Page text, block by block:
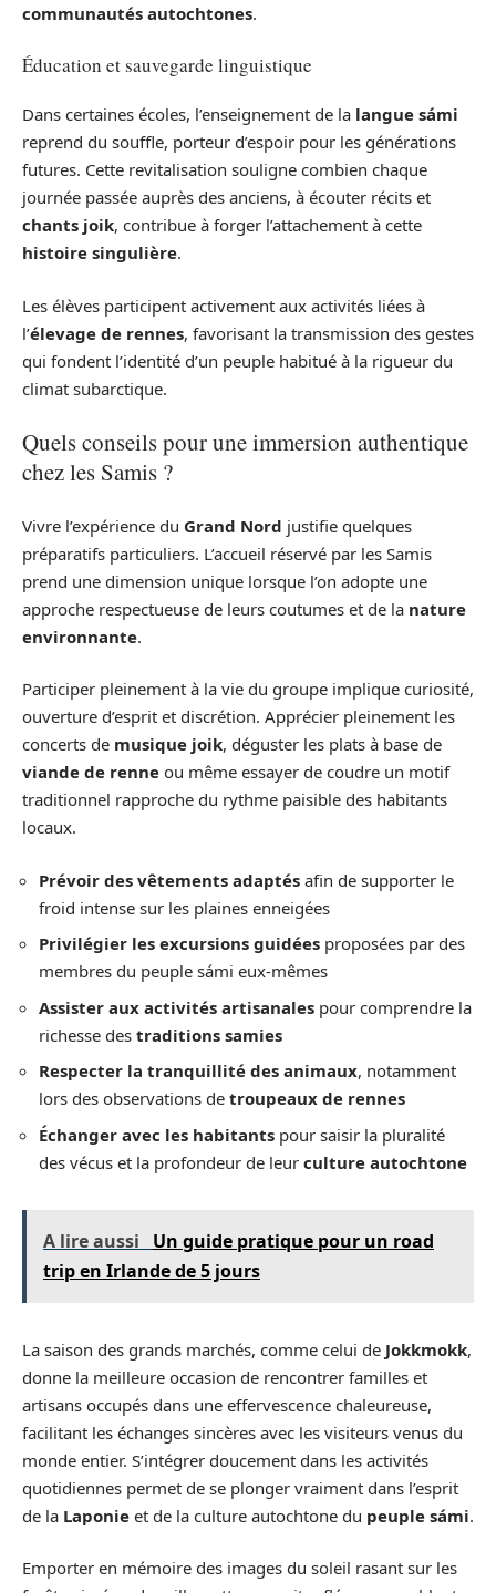
communautés autochtones.
Éducation et sauvegarde linguistique
Dans certaines écoles, l’enseignement de la langue sámi
reprend du souffle, porteur d’espoir pour les générations
futures. Cette revitalisation souligne combien chaque
journée passée auprès des anciens, à écouter récits et
chants joik, contribue à forger l’attachement à cette
histoire singulière.
Les élèves participent activement aux activités liées à
l’élevage de rennes, favorisant la transmission des gestes
qui fondent l’identité d’un peuple habitué à la rigueur du
climat subarctique.
Quels conseils pour une immersion authentique
chez les Samis ?
Vivre l’expérience du Grand Nord justifie quelques
préparatifs particuliers. L’accueil réservé par les Samis
prend une dimension unique lorsque l’on adopte une
approche respectueuse de leurs coutumes et de la nature
environnante.
Participer pleinement à la vie du groupe implique curiosité,
ouverture d’esprit et discrétion. Apprécier pleinement les
concerts de musique joik, déguster les plats à base de
viande de renne ou même essayer de coudre un motif
traditionnel rapproche du rythme paisible des habitants
locaux.
Prévoir des vêtements adaptés afin de supporter le
froid intense sur les plaines enneigées
Privilégier les excursions guidées proposées par des
membres du peuple sámi eux-mêmes
Assister aux activités artisanales pour comprendre la
richesse des traditions samies
Respecter la tranquillité des animaux, notamment
lors des observations de troupeaux de rennes
Échanger avec les habitants pour saisir la pluralité
des vécus et la profondeur de leur culture autochtone
A lire aussi
Un guide pratique pour un road
trip en Irlande de 5 jours
La saison des grands marchés, comme celui de Jokkmokk,
donne la meilleure occasion de rencontrer familles et
artisans occupés dans une effervescence chaleureuse,
facilitant les échanges sincères avec les visiteurs venus du
monde entier. S’intégrer doucement dans les activités
quotidiennes permet de se plonger vraiment dans l’esprit
de la Laponie et de la culture autochtone du peuple sámi.
Emporter en mémoire des images du soleil rasant sur les